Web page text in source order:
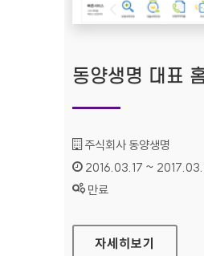
동양생명 대표
기관명 :
주식회사 동양생명
인증기간 :
2016.03.17 ~
상태 :
만료
동양생명 대표 홈페
자세히보기